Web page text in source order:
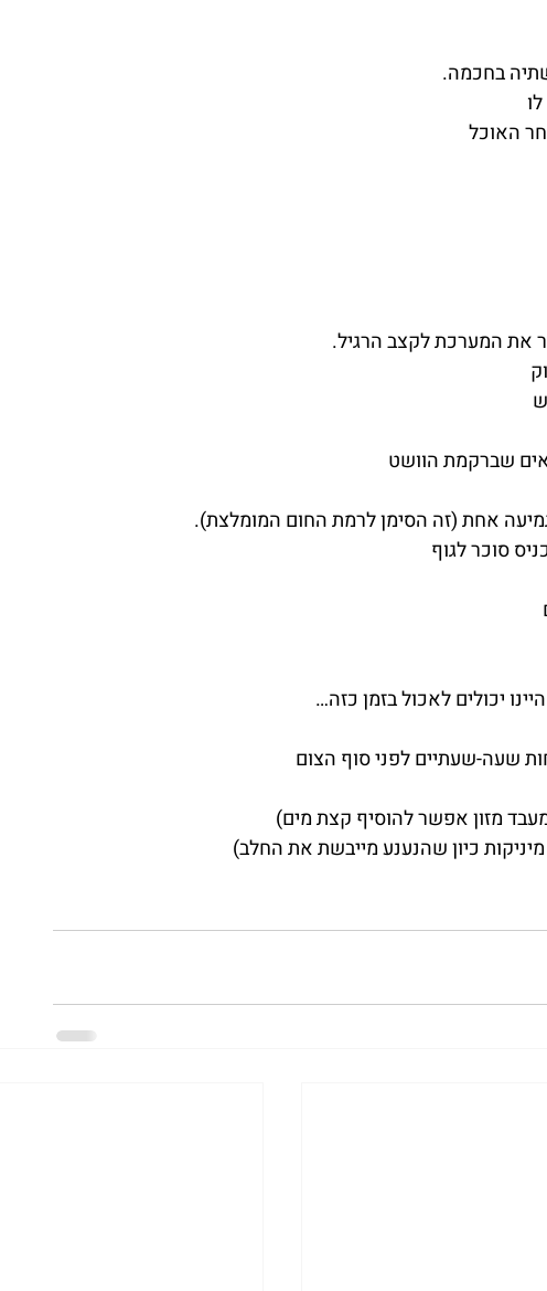
בחכמה.
האוכל
את המערכת לקצב הרגיל.
שברקמת הוושט
אחת (זה הסימן לרמת החום המומלצת).
יכולים לאכול בזמן כזה…
שעה-שעתיים לפני סוף הצום
מזון אפשר להוסיף קצת מים)
כיון שהנענע מייבשת את החלב)